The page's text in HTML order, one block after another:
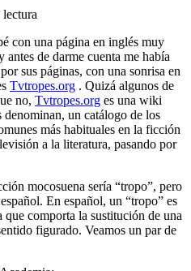
con una página en inglés muy
antes de darme cuenta me había
sus páginas, con una sonrisa en
Tvtropes.org . Quizá algunos de
no, Tvtropes.org es una wiki
un catálogo de los
más habituales en la ficción
a la literatura, pasando por
mocosuena sería “tropo”, pero
En español, un “tropo” es
comporta la sustitución de una
figurado. Veamos un par de